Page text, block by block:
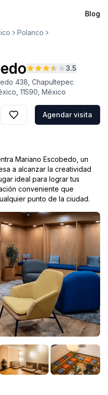
Blog
Polanco
3.5
438, Chapultepec
11590, México
Agendar visita
Mariano Escobedo, un
a alcanzar la creatividad
ideal para lograr tus
conveniente que
punto de la ciudad.